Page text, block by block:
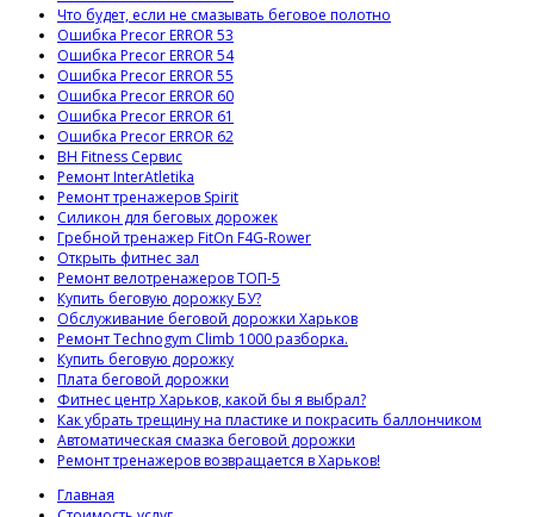
Что будет, если не смазывать беговое полотно
Ошибка Precor ERROR 53
Ошибка Precor ERROR 54
Ошибка Precor ERROR 55
Ошибка Precor ERROR 60
Ошибка Precor ERROR 61
Ошибка Precor ERROR 62
BH Fitness Сервис
Ремонт InterAtletika
Ремонт тренажеров Spirit
Силикон для беговых дорожек
Гребной тренажер FitOn F4G-Rower
Открыть фитнес зал
Ремонт велотренажеров ТОП-5
Купить беговую дорожку БУ?
Обслуживание беговой дорожки Харьков
Ремонт Technogym Climb 1000 разборка.
Купить беговую дорожку
Плата беговой дорожки
Фитнес центр Харьков, какой бы я выбрал?
Как убрать трещину на пластике и покрасить баллончиком
Автоматическая смазка беговой дорожки
Ремонт тренажеров возвращается в Харьков!
Главная